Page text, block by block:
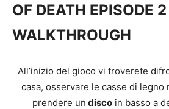
OF DEATH EPISODE 2
WALKTHROUGH
All’inizio del gioco vi troverete
casa, osservare le casse di legno
prendere un discoin basso a